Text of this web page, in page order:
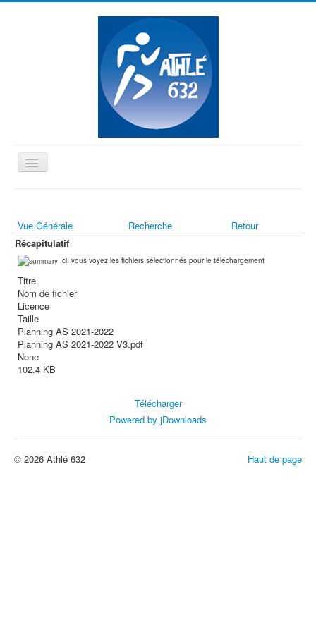
Basculer
la
Vous êtes ici :
Vue Générale Recherche
Retour
Récapitulatif
Ici, vous voyez les fichiers sélectionnés pour le téléchargement
Titre
Nom de fichier
Licence
Taille
Planning AS 2021-2022
Planning AS 2021-2022 V3.pdf
None
102.4 KB
Télécharger
Powered by jDownloads
Haut de page
© 2026 Athlé 632